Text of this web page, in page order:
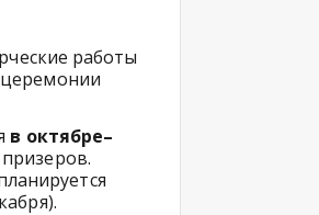
работы
в октябре–